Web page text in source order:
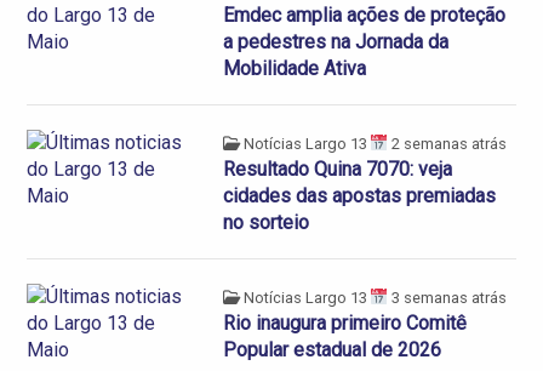
Emdec amplia ações de proteção
a pedestres na Jornada da
Mobilidade Ativa
Notícias Largo 13 2 semanas atrás
Resultado Quina 7070: veja
cidades das apostas premiadas
no sorteio
Notícias Largo 13 3 semanas atrás
Rio inaugura primeiro Comitê
Popular estadual de 2026